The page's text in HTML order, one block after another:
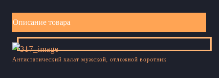
Описание товара
Антистатический халат мужской, отложной воротник